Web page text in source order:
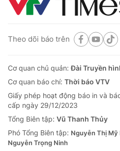
Theo dõi báo trên
Cơ quan chủ quản:Đài Truyền
Cơ quan báo chí: Thời báo VTV
Giấy phép hoạt động báo in và
cấp ngày 29/12/2023
Tổng Biên tập: Vũ Thanh Thủy
Phó Tổng Biên tập: Nguyễn Thị Mỹ
Nguyễn Trọng Ninh